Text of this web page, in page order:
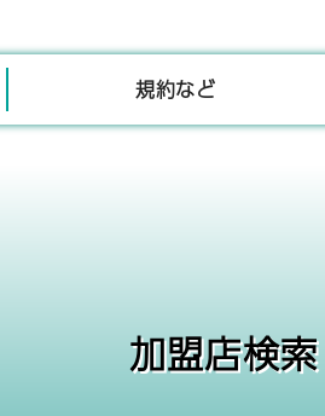
規約など
加盟店検索